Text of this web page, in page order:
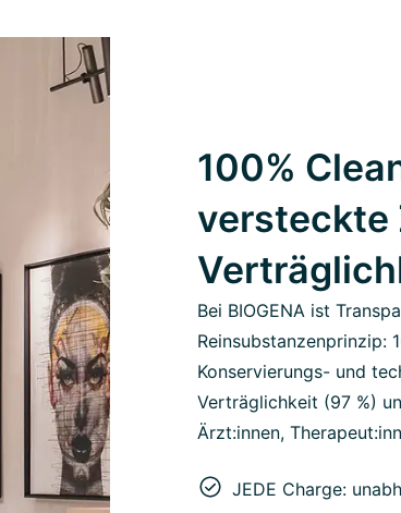
100%
versteckte
Bei BIOGENA ist
Reinsubstanzenprinzip:
Konservierungs- und
Verträglichkeit (97 %)
Ärzt:innen,
JEDE Charge: